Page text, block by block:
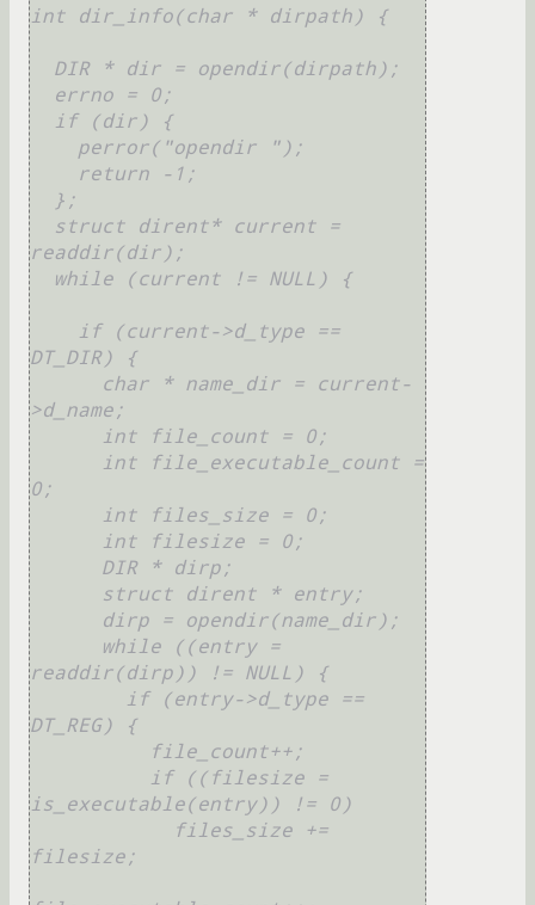
int dir_info(char * dirpath) {
readdir(dir);
DT_DIR) {
>d_name;
0;
readdir(dirp)) != NULL) {
DT_REG) {
is_executable(entry)) != 0)
filesize;